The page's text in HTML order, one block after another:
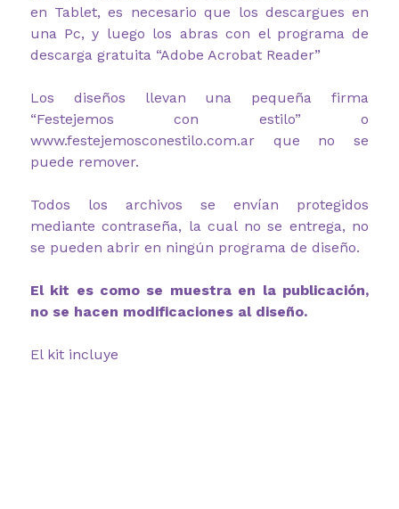
en Tablet, es necesario que los descargues en
una Pc, y luego los abras con el programa de
descarga gratuita “Adobe Acrobat Reader”
Los diseños llevan una pequeña firma
“Festejemos con estilo” o
www.festejemosconestilo.com.ar que no se
puede remover.
Todos los archivos se envían protegidos
mediante contraseña, la cual no se entrega, no
se pueden abrir en ningún programa de diseño.
El kit es como se muestra en la publicación,
no se hacen modificaciones al diseño.
El kit incluye